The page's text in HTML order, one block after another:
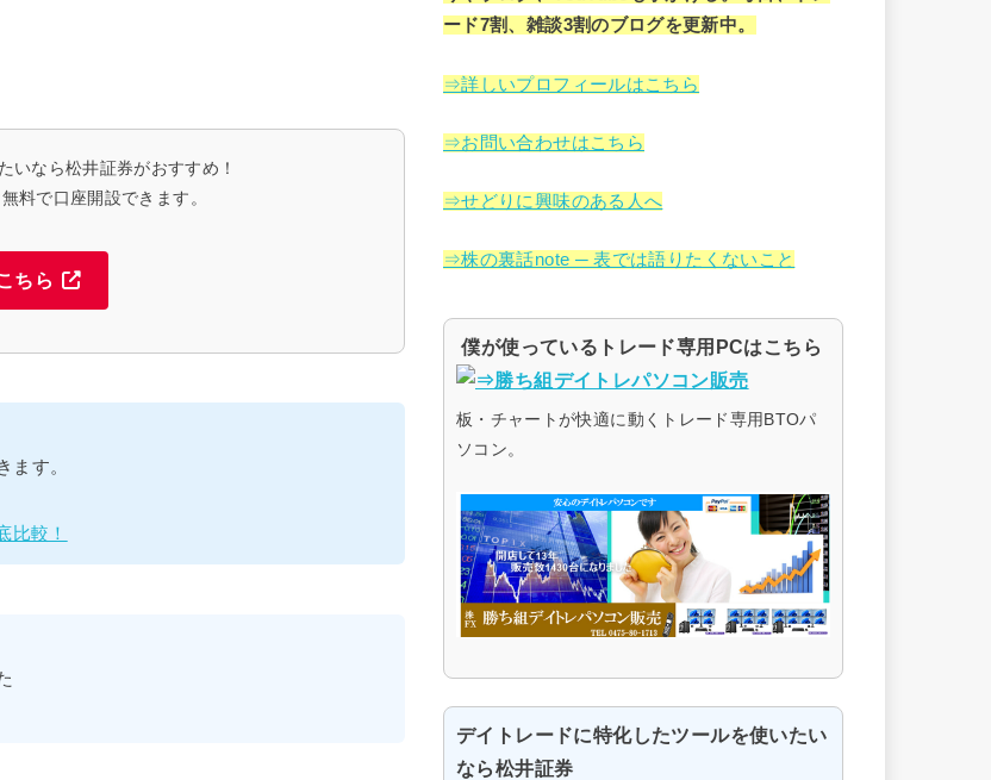
いなら松井証券がおすすめ！
料で口座開設できます。
ちら
ます。
比較！
ード7割、雑談3割のブログを更新中。
⇒詳しいプロフィールはこちら
⇒お問い合わせはこちら
⇒せどりに興味のある人へ
⇒株の裏話note ─ 表では語りたくないこと
僕が使っているトレード専用PCはこちら
板・チャートが快適に動くトレード専用BTOパ
ソコン。
デイトレードに特化したツールを使いたい
なら松井証券